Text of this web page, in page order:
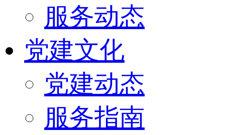
服务动态
党建文化
党建动态
服务指南